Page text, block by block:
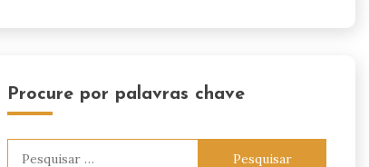
Procure por palavras chave